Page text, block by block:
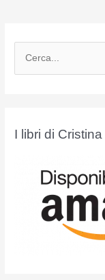
I libri di